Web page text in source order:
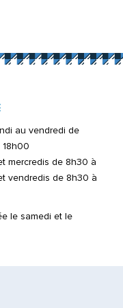
au vendredi de
18h00
mercredis de 8h30 à
vendredis de 8h30 à
le samedi et le
onglet)